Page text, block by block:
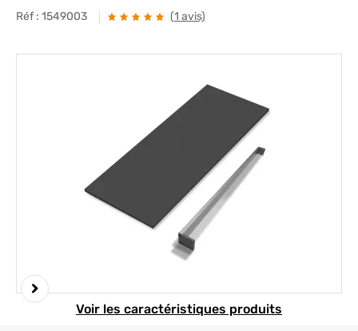
Réf : 1549003 (1 avis)
Element 1 sur 5
Voir les caractéristiques produits